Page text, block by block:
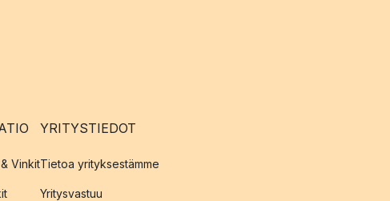
Vinkit
YRITYSTIEDOT
Tietoa yrityksestämme
Yritysvastuu